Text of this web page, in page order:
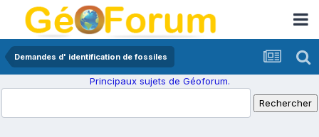
Demandes d' identification de fossiles
Principaux sujets de Géoforum.